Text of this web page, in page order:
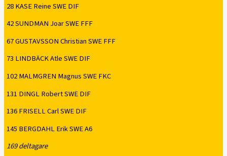
28 KASE Reine SWE DIF
42 SUNDMAN Joar SWE FFF
67 GUSTAVSSON Christian SWE FFF
73 LINDBÄCK Atle SWE DIF
102 MALMGREN Magnus SWE FKC
131 DINGL Robert SWE DIF
136 FRISELL Carl SWE DIF
145 BERGDAHL Erik SWE A6
169 deltagare